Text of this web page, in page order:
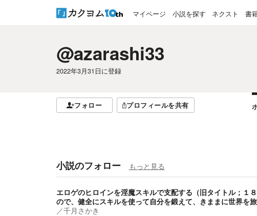
マイページ 小説を探す ネクスト 書
@azarashi33
2022年3月31日に登録
フォロー プロフィールを共有
小説のフォロー もっと見る
エロゲのヒロインを淫魔スキルで支配する（旧タイトル；１
ので、健全にスキルを使って自分を鍛えて、きままに世界を
／千月さかき